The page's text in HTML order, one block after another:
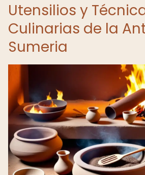
Utensilios y
Culinarias de la
Sumeria